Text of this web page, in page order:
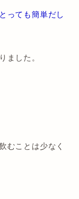
っても簡単だし
ました。
むことは少なく